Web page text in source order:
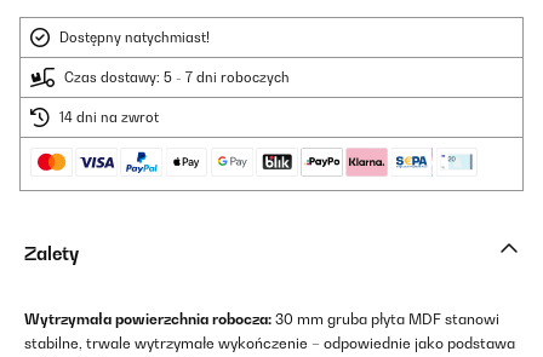
Dostępny natychmiast!
Czas dostawy: 5 - 7 dni roboczych
14 dni na zwrot
Zalety
Wytrzymała powierzchnia robocza: 30 mm gruba płyta MDF stanowi
stabilne, trwale wytrzymałe wykończenie – odpowiednie jako podstawa